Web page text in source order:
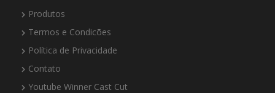
Produtos
Termos e Condicões
Política de Privacidade
Contato
Youtube Winner Cast Cut